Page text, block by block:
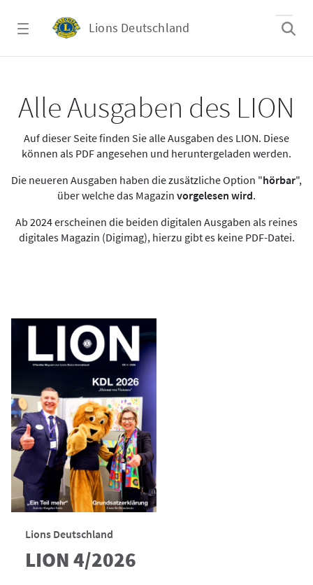
Lions Deutschland
Alle Ausgaben des LION
Auf dieser Seite finden Sie alle Ausgaben des LION. Diese
können als PDF angesehen und heruntergeladen werden.
Die neueren Ausgaben haben die zusätzliche Option "hörbar",
über welche das Magazin vorgelesen wird.
Ab 2024 erscheinen die beiden digitalen Ausgaben als reines
digitales Magazin (Digimag), hierzu gibt es keine PDF-Datei.
Lions Deutschland
LION 4/2026